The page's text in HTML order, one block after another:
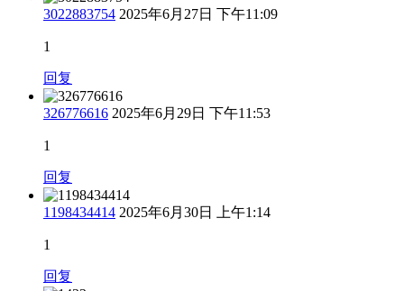
3022883754 2025年6月27日 下午11:09
1
回复
326776616 2025年6月29日 下午11:53
1
回复
1198434414 2025年6月30日 上午1:14
1
回复